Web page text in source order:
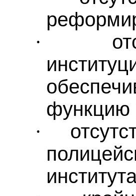
·
функцию
·